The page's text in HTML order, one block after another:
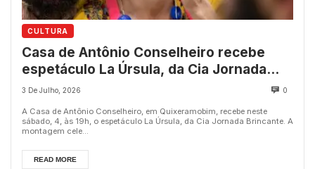
CULTURA
Casa de Antônio Conselheiro recebe
espetáculo La Úrsula, da Cia Jornada
Brincante, neste sábado, 4
3 De Julho, 2026 0
A Casa de Antônio Conselheiro, em Quixeramobim, recebe neste
sábado, 4, às 19h, o espetáculo La Úrsula, da Cia Jornada Brincante. A
montagem cele...
READ MORE